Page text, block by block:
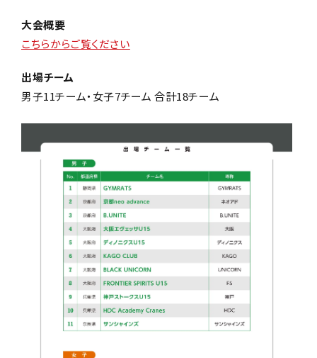
大会概要
こちらからご覧ください
出場チーム
男子11チーム・女子7チーム 合計18チーム